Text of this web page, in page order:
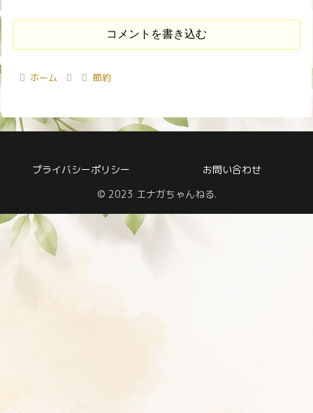
コメントを書き込む
ホーム 節約
プライバシーポリシー
お問い合わせ
© 2023 エナガちゃんねる.